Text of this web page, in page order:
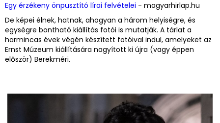
Egy érzékeny önpusztító lírai felvételei - magyarhirlap.hu
De képei élnek, hatnak, ahogyan a három helyiségre, és
egységre bontható kiállítás fotói is mutatják. A tárlat a
harmincas évek végén készített fotóival indul, amelyeket az
Ernst Múzeum kiállítására nagyított ki újra (vagy éppen
először) Berekméri.